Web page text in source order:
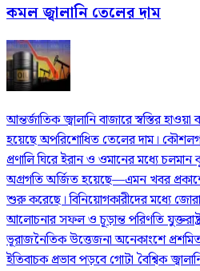
কমল জ্বালানি তেলের দাম
আন্তর্জাতিক জ্বালানি বাজারে স্বস্তির
হয়েছে অপরিশোধিত তেলের দাম।
প্রণালি ঘিরে ইরান ও ওমানের মধ্যে
অগ্রগতি অর্জিত হয়েছে—এমন খবর
শুরু করেছে। বিনিয়োগকারীদের মধ্যে
আলোচনার সফল ও চূড়ান্ত পরিণতি
ভূরাজনৈতিক উত্তেজনা অনেকাংশে
ইতিবাচক প্রভাব পড়বে গোটা বৈশ্বিক